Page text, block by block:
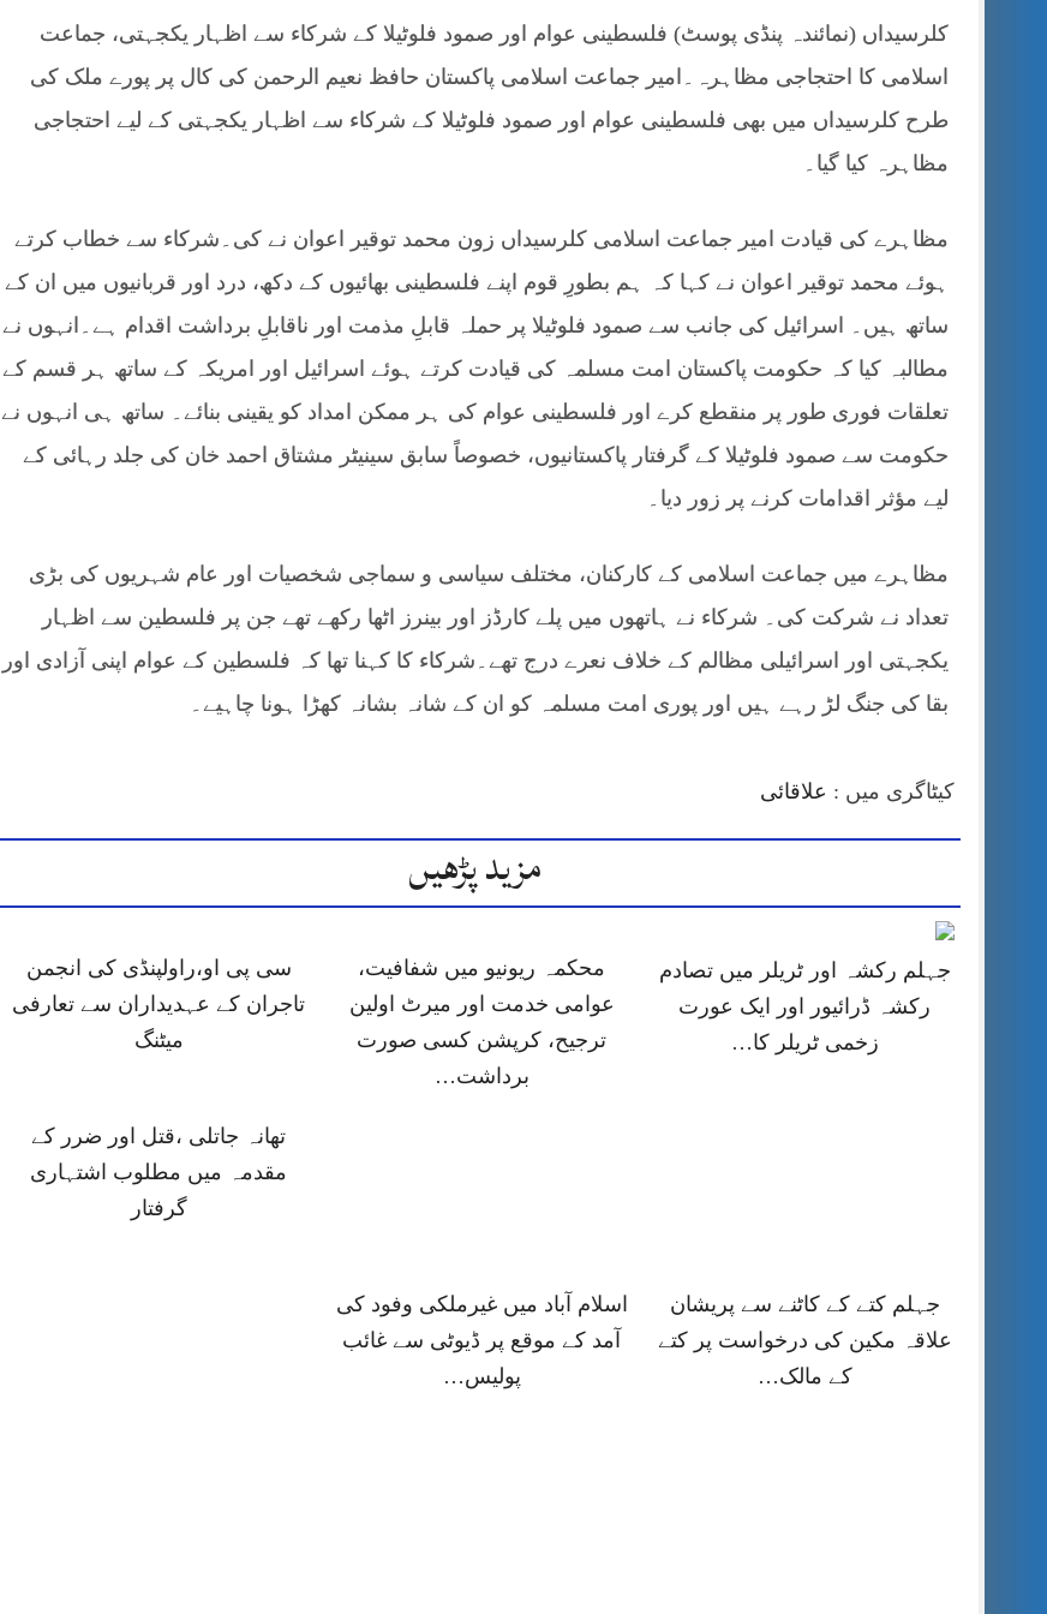
کلرسیداں (نمائندہ پنڈی پوسٹ) فلسطینی عوام اور صمود فلوٹیلا کے شرکاء سے اظہار یکجہتی، جماعت
اسلامی کا احتجاجی مظاہرہ۔امیر جماعت اسلامی پاکستان حافظ نعیم الرحمن کی کال پر پورے ملک کی
طرح کلرسیداں میں بھی فلسطینی عوام اور صمود فلوٹیلا کے شرکاء سے اظہار یکجہتی کے لیے احتجاجی
مظاہرہ کیا گیا۔
مظاہرے کی قیادت امیر جماعت اسلامی کلرسیداں زون محمد توقیر اعوان نے کی۔شرکاء سے خطاب کرتے
ہوئے محمد توقیر اعوان نے کہا کہ ہم بطورِ قوم اپنے فلسطینی بھائیوں کے دکھ، درد اور قربانیوں میں ان کے
ساتھ ہیں۔ اسرائیل کی جانب سے صمود فلوٹیلا پر حملہ قابلِ مذمت اور ناقابلِ برداشت اقدام ہے۔انہوں نے
مطالبہ کیا کہ حکومت پاکستان امت مسلمہ کی قیادت کرتے ہوئے اسرائیل اور امریکہ کے ساتھ ہر قسم کے
تعلقات فوری طور پر منقطع کرے اور فلسطینی عوام کی ہر ممکن امداد کو یقینی بنائے۔ ساتھ ہی انہوں نے
حکومت سے صمود فلوٹیلا کے گرفتار پاکستانیوں، خصوصاً سابق سینیٹر مشتاق احمد خان کی جلد رہائی کے
لیے مؤثر اقدامات کرنے پر زور دیا۔
مظاہرے میں جماعت اسلامی کے کارکنان، مختلف سیاسی و سماجی شخصیات اور عام شہریوں کی بڑی
تعداد نے شرکت کی۔ شرکاء نے ہاتھوں میں پلے کارڈز اور بینرز اٹھا رکھے تھے جن پر فلسطین سے اظہار
یکجہتی اور اسرائیلی مظالم کے خلاف نعرے درج تھے۔شرکاء کا کہنا تھا کہ فلسطین کے عوام اپنی آزادی اور
بقا کی جنگ لڑ رہے ہیں اور پوری امت مسلمہ کو ان کے شانہ بشانہ کھڑا ہونا چاہیے۔
کیٹاگری میں : علاقائی
مزید پڑھیں
جہلم رکشہ اور ٹریلر میں تصادم
رکشہ ڈرائیور اور ایک عورت
زخمی ٹریلر کا…
محکمہ ریونیو میں شفافیت،
عوامی خدمت اور میرٹ اولین
ترجیح، کرپشن کسی صورت
برداشت…
سی پی او،راولپنڈی کی انجمن
تاجران کے عہدیداران سے تعارفی
میٹنگ
تھانہ جاتلی ،قتل اور ضرر کے
مقدمہ میں مطلوب اشتہاری
گرفتار
جہلم کتے کے کاٹنے سے پریشان
علاقہ مکین کی درخواست پر کتے
کے مالک…
اسلام آباد میں غیرملکی وفود کی
آمد کے موقع پر ڈیوٹی سے غائب
پولیس…